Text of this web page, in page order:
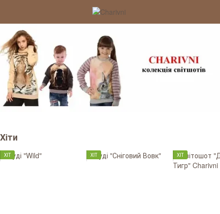
Хіти
ХІТ ХІТ ХІТ